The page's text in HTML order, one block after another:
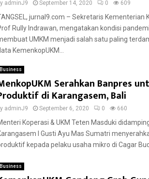
adminJ9 September 14, 2020 0 609
jurnal9.com – Sekretaris Kementerian
Rully Indrawan, mengatakan kondisi
UMKM menjadi salah satu paling
KemenkopUKM...
Business
Serahkan Banpres
di Karangasem, Bali
adminJ9 September 6, 2020 0 660
Koperasi & UKM Teten Masduki
I Gusti Ayu Mas Sumatri
kepada pelaku usaha mikro di Cagar
Business